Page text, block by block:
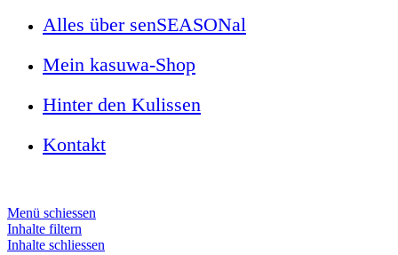
Alles über senSEASONal
Mein kasuwa-Shop
Hinter den Kulissen
Kontakt
Menü schiessen
Inhalte filtern
Inhalte schliessen